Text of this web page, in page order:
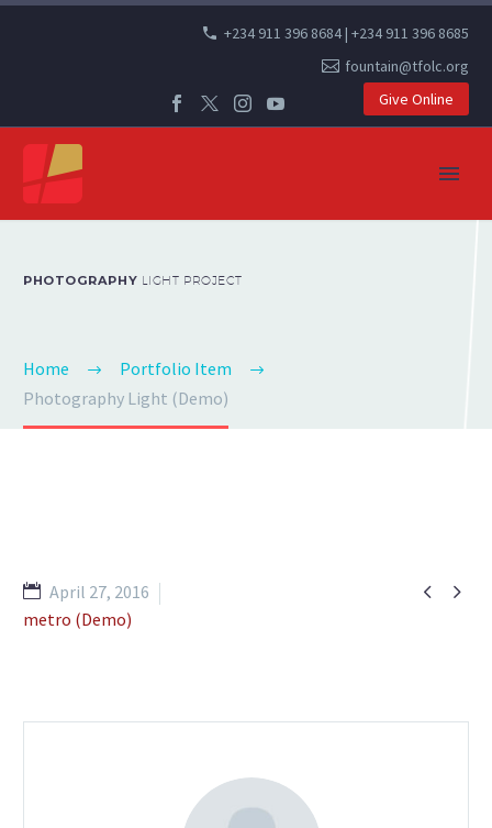
+234 911 396 8684 | +234 911 396 8685
fountain@tfolc.org
Give Online
PHOTOGRAPHY LIGHT PROJECT
Home
Portfolio Item
Photography Light (Demo)
 
April 27, 2016
metro (Demo)